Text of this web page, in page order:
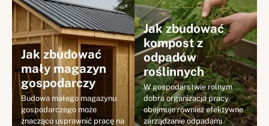
Jak zbudować
mały magazyn
gospodarczy
Budowa małego magazynu
gospodarczego może
znacząco usprawnić pracę na
Jak zbudować
kompost z
odpadów
roślinnych
W gospodarstwie rolnym
dobra organizacja pracy
obejmuje również efektywne
zarządzanie odpadami